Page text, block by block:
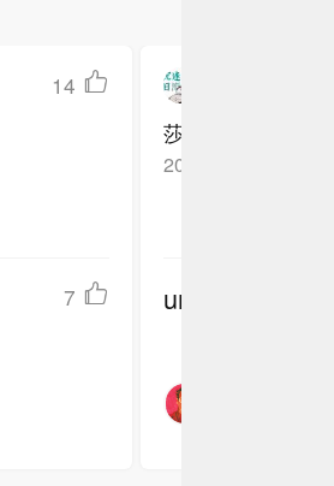
14
7
莎莎加油，健康涨球
2025-10-04
undefined